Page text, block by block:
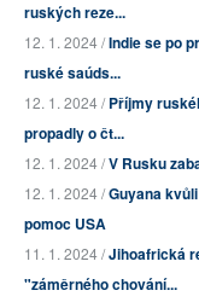
ruských reze...
12. 1. 2024 /Indie se po
ruské saúds...
12. 1. 2024 /Příjmy
propadly o čt...
12. 1. 2024 /V Rusku
12. 1. 2024 /Guyana
pomoc USA
11. 1. 2024 /Jihoafrická
"záměrného chování...